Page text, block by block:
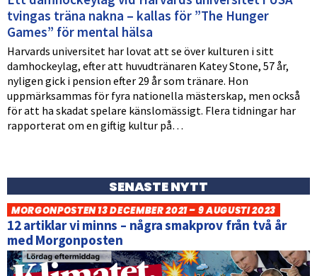
tvingas träna nakna – kallas för ”The Hunger
Games” för mental hälsa
Harvards universitet har lovat att se över kulturen i sitt
damhockeylag, efter att huvudtränaren Katey Stone, 57 år,
nyligen gick i pension efter 29 år som tränare. Hon
uppmärksammas för fyra nationella mästerskap, men också
för att ha skadat spelare känslomässigt. Flera tidningar har
rapporterat om en giftig kultur på…
SENASTE NYTT
MORGONPOSTEN 13 DECEMBER 2021 – 9 AUGUSTI 2023
12 artiklar vi minns – några smakprov från två år
med Morgonposten